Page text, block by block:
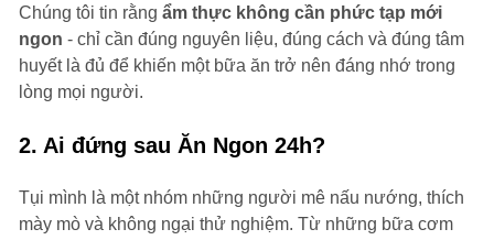
Chúng tôi tin rằng ẩm thực không cần phức tạp mới
ngon - chỉ cần đúng nguyên liệu, đúng cách và đúng tâm
huyết là đủ để khiến một bữa ăn trở nên đáng nhớ trong
lòng mọi người.
2. Ai đứng sau Ăn Ngon 24h?
Tụi mình là một nhóm những người mê nấu nướng, thích
mày mò và không ngại thử nghiệm. Từ những bữa cơm